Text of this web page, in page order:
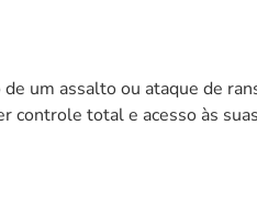
um assalto ou ataque de
controle total e acesso às